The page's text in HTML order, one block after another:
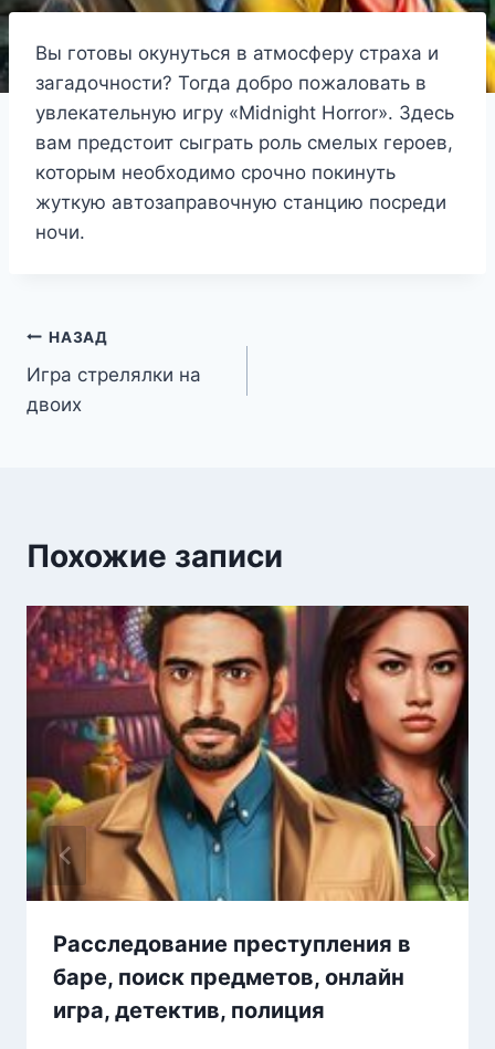
Вы готовы окунуться в атмосферу страха и
загадочности? Тогда добро пожаловать в
увлекательную игру «Midnight Horror». Здесь
вам предстоит сыграть роль смелых героев,
которым необходимо срочно покинуть
жуткую автозаправочную станцию посреди
ночи.
Навигация
по
НАЗАД
Игра стрелялки на
двоих
Похожие записи
Расследование преступления в
баре, поиск предметов, онлайн
игра, детектив, полиция